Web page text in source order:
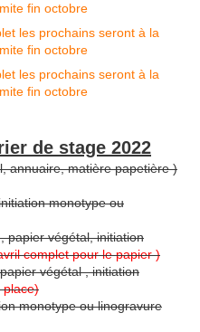
de stage 2022
annuaire, matière papetière )
monotype ou
papier végétal, initiation
complet pour le papier )
végétal , initiation
place)
monotype ou linogravure